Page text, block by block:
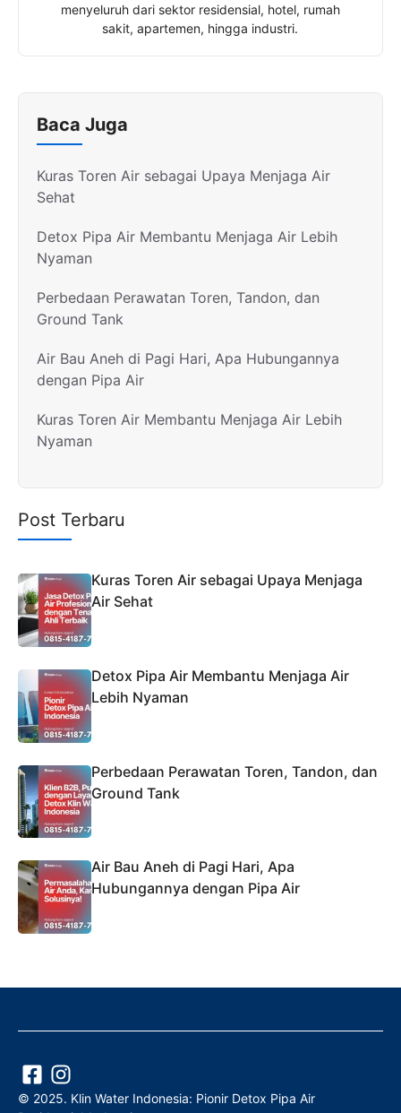
menyeluruh dari sektor residensial, hotel, rumah
sakit, apartemen, hingga industri.
Baca Juga
Kuras Toren Air sebagai Upaya Menjaga Air
Sehat
Detox Pipa Air Membantu Menjaga Air Lebih
Nyaman
Perbedaan Perawatan Toren, Tandon, dan
Ground Tank
Air Bau Aneh di Pagi Hari, Apa Hubungannya
dengan Pipa Air
Kuras Toren Air Membantu Menjaga Air Lebih
Nyaman
Post Terbaru
Kuras Toren Air sebagai Upaya Menjaga
Air Sehat
Detox Pipa Air Membantu Menjaga Air
Lebih Nyaman
Perbedaan Perawatan Toren, Tandon, dan
Ground Tank
Air Bau Aneh di Pagi Hari, Apa
Hubungannya dengan Pipa Air
© 2025. Klin Water Indonesia: Pionir Detox Pipa Air